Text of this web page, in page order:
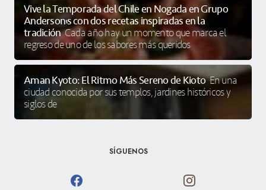
Vive la Temporada del Chile en Nogada en Grupo
Anderson’s con dos recetas inspiradas en la
tradición Cada año hay un momento que marca el
regreso de uno de los sabores más queridos
Aman Kyoto: El Ritmo Más Sereno de Kioto En una
ciudad conocida por sus templos, jardines históricos y
siglos de
SÍGUENOS